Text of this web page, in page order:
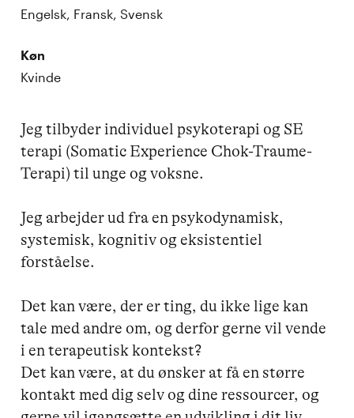
Engelsk, Fransk, Svensk
Køn
Kvinde
Jeg tilbyder individuel psykoterapi og SE
terapi (Somatic Experience Chok-Traume-
Terapi) til unge og voksne.
Jeg arbejder ud fra en psykodynamisk,
systemisk, kognitiv og eksistentiel
forståelse.
Det kan være, der er ting, du ikke lige kan
tale med andre om, og derfor gerne vil vende
i en terapeutisk kontekst?
Det kan være, at du ønsker at få en større
kontakt med dig selv og dine ressourcer, og